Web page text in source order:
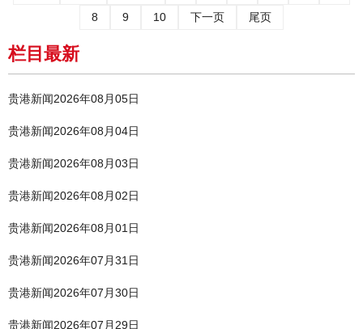
8
9 10 下一页 尾页
栏目最新
贵港新闻2026年08月05日
贵港新闻2026年08月04日
贵港新闻2026年08月03日
贵港新闻2026年08月02日
贵港新闻2026年08月01日
贵港新闻2026年07月31日
贵港新闻2026年07月30日
贵港新闻2026年07月29日